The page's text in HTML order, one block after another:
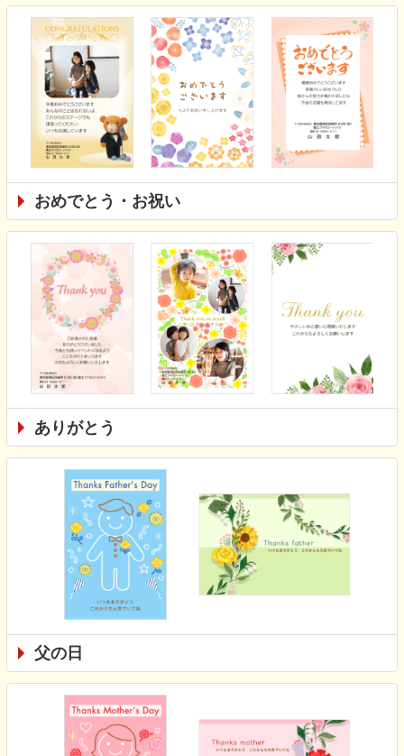
おめでとう・お祝い
ありがとう
父の日